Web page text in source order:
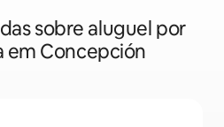
sobre aluguel por
Concepción